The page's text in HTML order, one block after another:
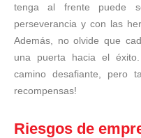
tenga al frente puede
perseverancia y con las
Además, no olvide que
una puerta hacia el
camino desafiante, pero
recompensas!
Riesgos de